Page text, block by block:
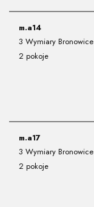
m.a14
3 Wymiary Bronowice
2 pokoje
m.a17
3 Wymiary Bronowice
2 pokoje